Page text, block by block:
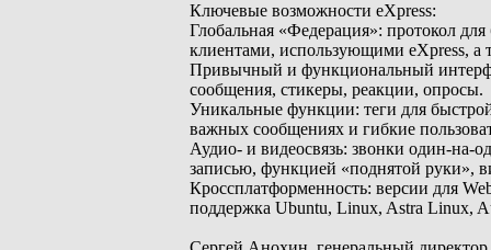
Ключевые возможности eXpress:
Глобальная «Федерация»: протокол
клиентами, использующими eXpress, а
Привычный и функциональный
сообщения, стикеры, реакции, опросы.
Уникальные функции: теги для
важных сообщениях и гибкие
Аудио- и видеосвязь: звонки один-на-
записью, функцией «поднятой руки»,
Кроссплатформенность: версии для
поддержка Ubuntu, Linux, Astra Linux,